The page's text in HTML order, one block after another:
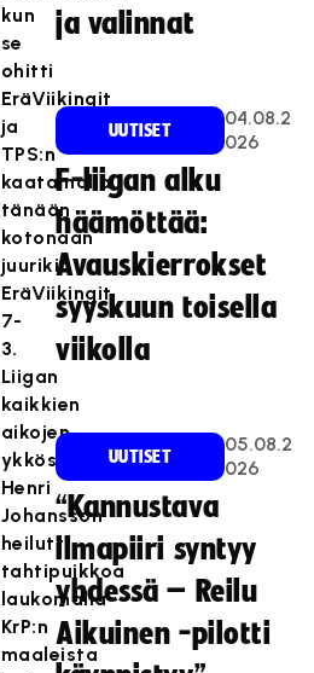
kun
se
ohitti
EräViikingit
ja
TPS:n
kaatamalla
tänään
kotonaan
juurikin
EräViikingit
7-
3.
Liigan
kaikkien
aikojen
ykköspyssy
Henri
Johansson
heilutti
tahtipuikkoa
laukomalla
KrP:n
maaleista
ja valinnat
UUTISET
04.08.2
026
F-liigan alku
häämöttää:
Avauskierrokset
syyskuun toisella
viikolla
UUTISET
05.08.2
026
“Kannustava
ilmapiiri syntyy
yhdessä – Reilu
Aikuinen -pilotti